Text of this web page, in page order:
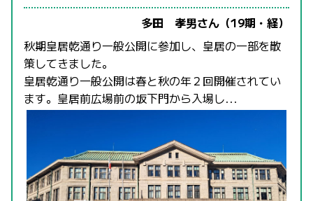
多田 孝男さん（19期・経）
秋期皇居乾通り一般公開に参加し、皇居の一部を散
策してきました。
皇居乾通り一般公開は春と秋の年２回開催されてい
ます。皇居前広場前の坂下門から入場し...